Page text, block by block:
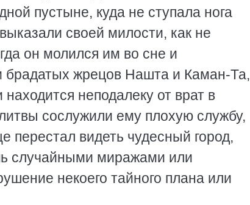
пустыне, куда не ступала нога
своей милости, как не
он молился им во сне и
брадатых жрецов Нашта и Каман-Та,
неподалеку от врат в
сослужили ему плохую службу,
перестал видеть чудесный город,
случайными миражами или
некоего тайного плана или